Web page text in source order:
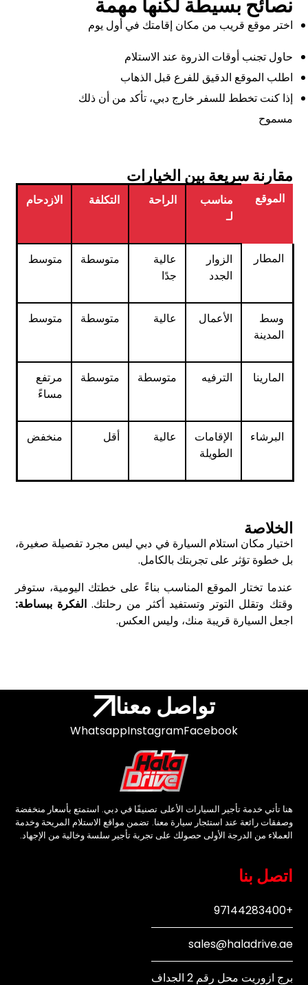
نصائح بسيطة لكنها مهمة
اختر موقع قريب من مكان إقامتك في أول يوم
حاول تجنب أوقات الذروة عند الاستلام
اطلب الموقع الدقيق للفرع قبل الذهاب
إذا كنت تخطط للسفر خارج دبي، تأكد من أن ذلك
مسموح
مقارنة سريعة بين الخيارات
الموقع
مناسب
لـ
الراحة التكلفة الازدحام
المطار
الزوار
الجدد
عالية
جدًا
متوسطة متوسط
وسط
المدينة
الأعمال عالية متوسطة متوسط
المارينا الترفيه متوسطة متوسطة
مرتفع
مساءً
البرشاء
الإقامات
الطويلة
عالية أقل منخفض
الخلاصة
اختيار مكان استلام السيارة في دبي ليس مجرد تفصيلة صغيرة،
بل خطوة تؤثر على تجربتك بالكامل.
عندما تختار الموقع المناسب بناءً على خطتك اليومية، ستوفر
وقتك وتقلل التوتر وتستفيد أكثر من رحلتك.الفكرة ببساطة:
اجعل السيارة قريبة منك، وليس العكس.
تواصل معنا
Facebook
Instagram
Whatsapp
هنا تأتي خدمة تأجير السيارات الأعلى تصنيفًا في دبي. استمتع بأسعار منخفضة
وصفقات رائعة عند استئجار سيارة معنا. تضمن مواقع الاستلام المريحة وخدمة
العملاء من الدرجة الأولى حصولك على تجربة تأجير سلسة وخالية من الإجهاد.
اتصل بنا
+97144283400
sales@haladrive.ae
برج ازوريت محل رقم 2 الجداف